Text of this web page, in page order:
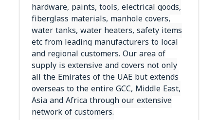
hardware, paints, tools, electrical goods,
fiberglass materials, manhole covers,
water tanks, water heaters, safety items
etc from leading manufacturers to local
and regional customers. Our area of
supply is extensive and covers not only
all the Emirates of the UAE but extends
overseas to the entire GCC, Middle East,
Asia and Africa through our extensive
network of customers.